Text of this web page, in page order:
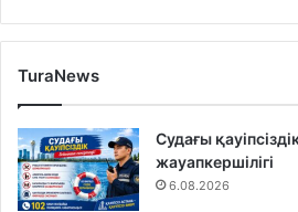
TuraNews
Судағы
жауапкершілігі
6.08.2026